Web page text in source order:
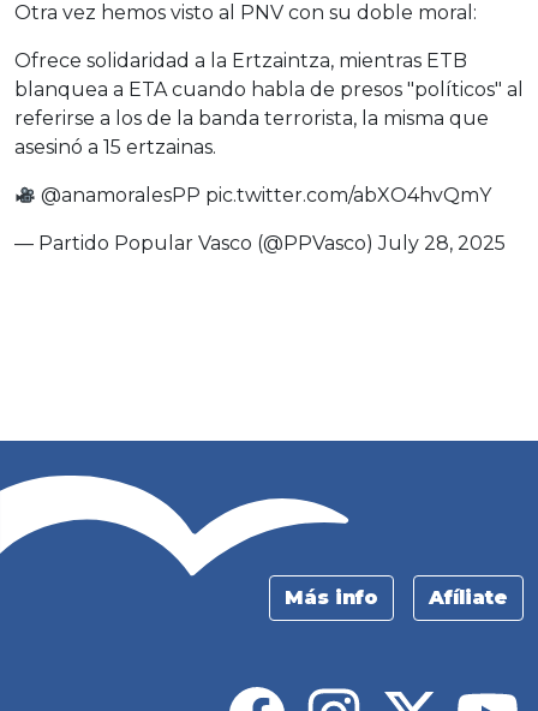
Otra vez hemos visto al PNV con su doble moral:
Ofrece solidaridad a la Ertzaintza, mientras ETB
blanquea a ETA cuando habla de presos "políticos" al
referirse a los de la banda terrorista, la misma que
asesinó a 15 ertzainas.
@anamoralesPP pic.twitter.com/abXO4hvQmY
— Partido Popular Vasco (@PPVasco)July 28, 2025
Más info Afíliate